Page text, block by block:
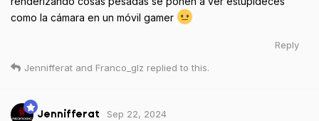
como la cámara en un móvil gamer
Reply
Jennifferat and Franco_glz replied to this.
Jennifferat Sep 22, 2024